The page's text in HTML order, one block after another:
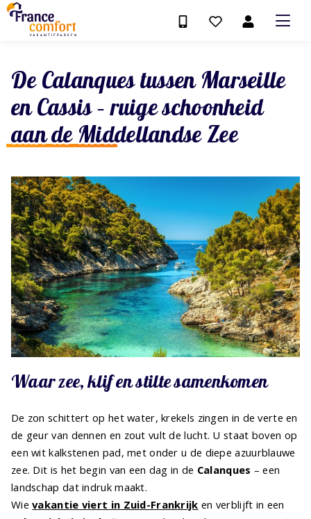
De Calanques tussen Marseille
en Cassis – ruige schoonheid
aan de Middellandse Zee
Waar zee, klif en stilte samenkomen
De zon schittert op het water, krekels zingen in de verte en
de geur van dennen en zout vult de lucht. U staat boven op
een wit kalkstenen pad, met onder u de diepe azuurblauwe
zee. Dit is het begin van een dag in de Calanques – een
landschap dat indruk maakt.
Wievakantie viert in Zuid-Frankrijk en verblijft in een